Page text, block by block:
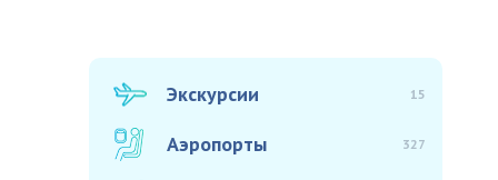
Экскурсии 15
Аэропорты 327